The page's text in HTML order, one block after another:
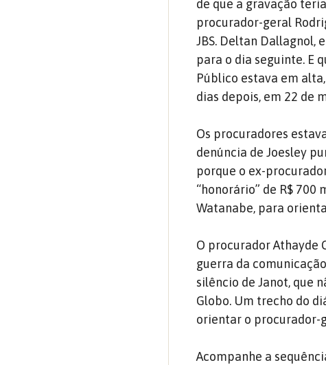
de que a gravação
procurador-geral
JBS. Deltan Dallagnol,
para o dia seguinte. E
Público estava em
dias depois, em 22 de
Os procuradores
denúncia de Joesley
porque o ex-
“honorário” de R$ 700
Watanabe, para
O procurador Athayde
guerra da
silêncio de Janot, que
Globo. Um trecho do
orientar o procurador-
Acompanhe a